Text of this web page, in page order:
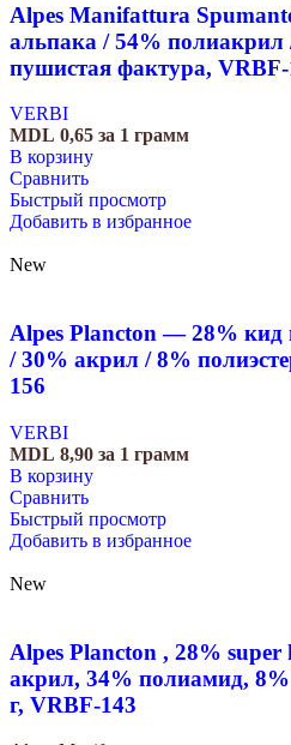
Alpes Manifattura
альпака / 54%
пушистая фактура, VRBF-
VERBI
MDL 0,65 за 1 грамм
В корзину
Сравнить
Быстрый просмотр
Добавить в избранное
New
Alpes Plancton — 28% кид
/ 30% акрил / 8%
156
VERBI
MDL 8,90 за 1 грамм
В корзину
Сравнить
Быстрый просмотр
Добавить в избранное
New
Alpes Plancton , 28%
акрил, 34% полиамид, 8%
г, VRBF-143